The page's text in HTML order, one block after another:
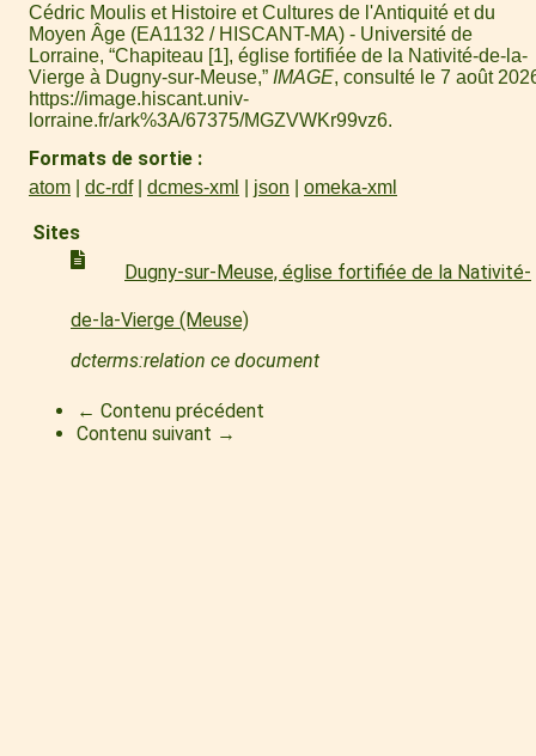
Cédric Moulis et Histoire et Cultures de l'Antiquité et du
Moyen Âge (EA1132 / HISCANT-MA) - Université de
Lorraine, “Chapiteau [1], église fortifiée de la Nativité-de-la-
Vierge à Dugny-sur-Meuse,” IMAGE, consulté le 7 août
https://image.hiscant.univ-
lorraine.fr/ark%3A/67375/MGZVWKr99vz6.
Formats de sortie
atom dc-rdf dcmes-xml json omeka-xml
Sites
Dugny-sur-Meuse, église fortifiée de la Nativité-
de-la-Vierge (Meuse)
dcterms:relation ce document
← Contenu précédent
Contenu suivant →